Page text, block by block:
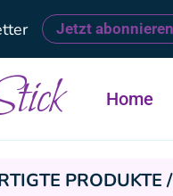
Jetzt abonnieren
Home
PRODUKTE